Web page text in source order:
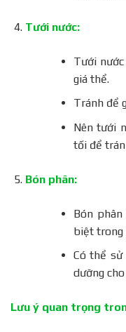
Tưới nước:
Tưới
giá thể.
Tránh để
Nên tưới
tối để
Bón phân:
Bón
biệt trong
Có thể
dưỡng cho
Lưu ý quan trọng